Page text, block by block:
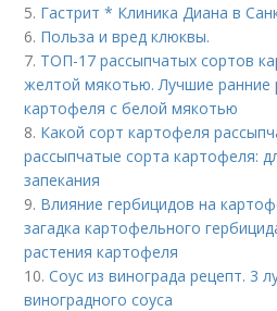
5. Гастрит * Клиника Диана в
6. Польза и вред клюквы.
7. ТОП-17 рассыпчатых сортов
желтой мякотью. Лучшие ранние
картофеля с белой мякотью
8. Какой сорт картофеля
рассыпчатые сорта картофеля:
запекания
9. Влияние гербицидов на
загадка картофельного
растения картофеля
10.Соус из винограда рецепт. 3
виноградного соуса